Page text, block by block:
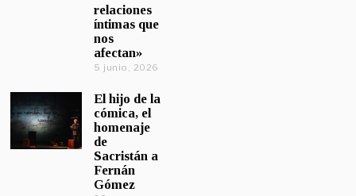
relaciones
íntimas que
nos
afectan»
5 junio, 2026
El hijo de la
cómica, el
homenaje
de
Sacristán a
Fernán
Gómez